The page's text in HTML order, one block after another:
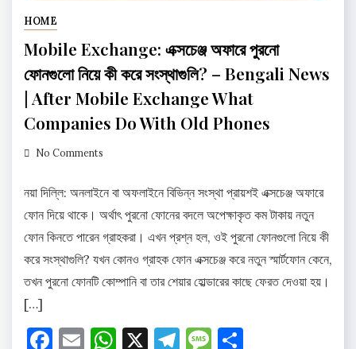
HOME
Mobile Exchange: এক্সচেঞ্জ অফারে পুরনো
ফোনগুলো নিয়ে কী করে সংস্থাগুলি? – Bengali News
| After Mobile Exchange What
Companies Do With Old Phones
No Comments
নয়া দিল্লি: অনলাইনে বা অফলাইনে বিভিন্ন সংস্থা প্রায়শই এক্সচেঞ্জ অফারে
ফোন দিয়ে থাকে। অর্থাৎ পুরনো ফোনের বদলে অপেক্ষাকৃত কম টাকায় নতুন
ফোন কিনতে পারেন গ্রাহকরা। এখন প্রশ্ন হল, ওই পুরনো ফোনগুলো নিয়ে কী
করে সংস্থাগুলি? যখন কোনও গ্রাহক ফোন এক্সচেঞ্জ করে নতুন স্মার্টফোন কেনে,
তখন পুরনো ফোনটি কোম্পানি বা তার শেয়ার হোল্ডারের কাছে ফেরত দেওয়া হয়।
[…]
Facebook
EmailWhatsApp
X Telegram
Message